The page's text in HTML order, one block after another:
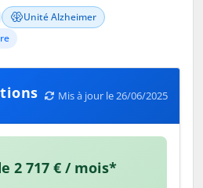
Unité Alzheimer
Mis à jour le 26/06/2025
2 717 € / mois*